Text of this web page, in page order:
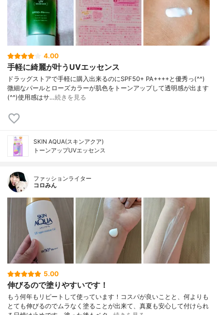
4.00
手軽に綺麗が叶うUVエッセンス
ドラッグストアで手軽に購入出来るのにSPF50+ PA++++と優秀っ(^^)
微細なパールとローズカラーが肌色をトーンアップして透明感が出ます
(^^)使用感はサ…続きを見る
SKIN AQUA(スキンアクア)
トーンアップUVエッセンス
ファッションライター
コロみん
5.00
伸びるので塗りやすいです！
もう何年もリピートして使っています！コスパが良いことと、何よりも
とても伸びるのでムラなく塗ることが出来て、真夏も安心して付けられ